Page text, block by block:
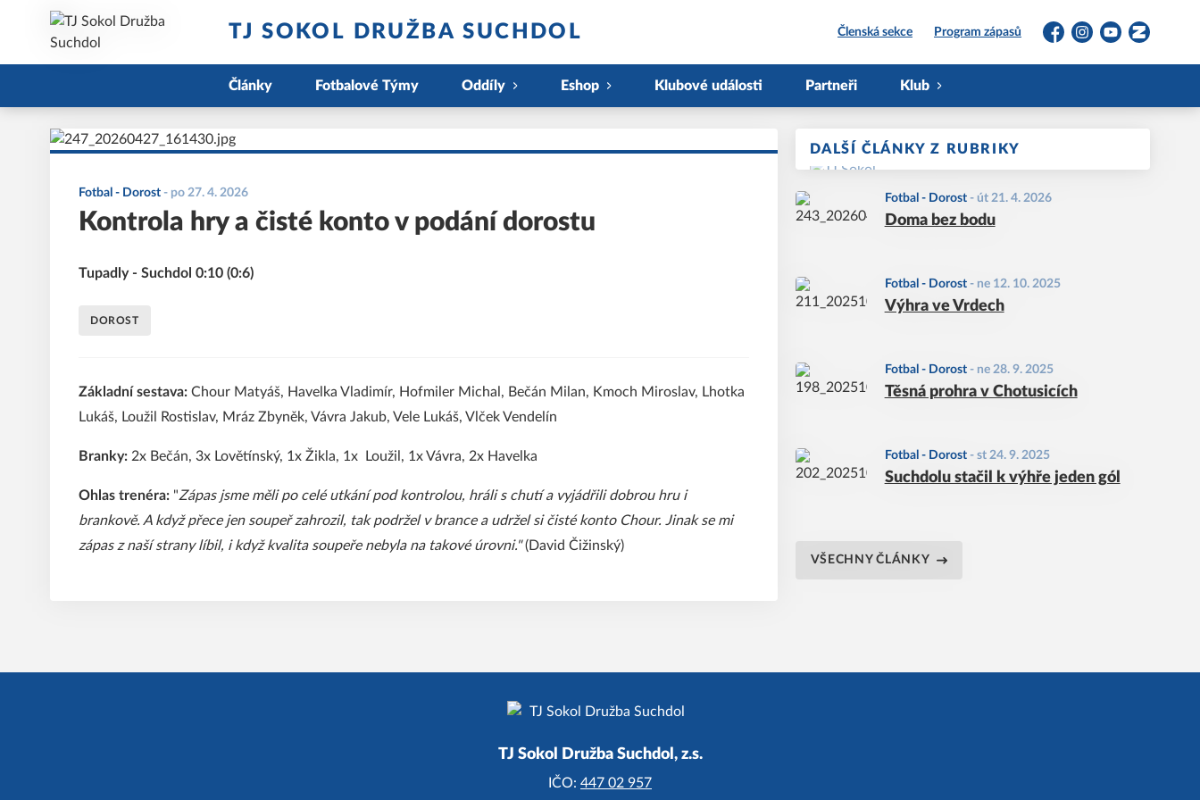
TJ SOKOL DRUŽBA SUCHDOL Členská sekce Program zápasů
FacebookInstagramYouTubeZonerama
Články Fotbalové Týmy Oddíly Eshop Klubové události Partneři Klub
DALŠÍ ČLÁNKY Z RUBRIKY
Fotbal - Dorost- út 21. 4. 2026
Doma bez bodu
Fotbal - Dorost- ne 12. 10. 2025
Výhra ve Vrdech
Fotbal - Dorost- ne 28. 9. 2025
Těsná prohra v Chotusicích
Fotbal - Dorost- st 24. 9. 2025
Suchdolu stačil k výhře jeden gól
VŠECHNY ČLÁNKY
Fotbal - Dorost - po 27. 4. 2026
Kontrola hry a čisté konto v podání dorostu
Tupadly - Suchdol 0:10 (0:6)
DOROST
Základní sestava: Chour Matyáš, Havelka Vladimír, Hofmiler Michal, Bečán Milan, Kmoch Miroslav, Lhotka
Lukáš, Loužil Rostislav, Mráz Zbyněk, Vávra Jakub, Vele Lukáš, Vlček Vendelín
Branky: 2x Bečán, 3x Lovětínský, 1x Žikla, 1x Loužil, 1x Vávra, 2x Havelka
Ohlas trenéra: "Zápas jsme měli po celé utkání pod kontrolou, hráli s chutí a vyjádřili dobrou hru i
brankově. A když přece jen soupeř zahrozil, tak podržel v brance a udržel si čisté konto Chour. Jinak se mi
zápas z naší strany líbil, i když kvalita soupeře nebyla na takové úrovni."(David Čižinský)
TJ Sokol Družba Suchdol, z.s.
IČO: 447 02 957